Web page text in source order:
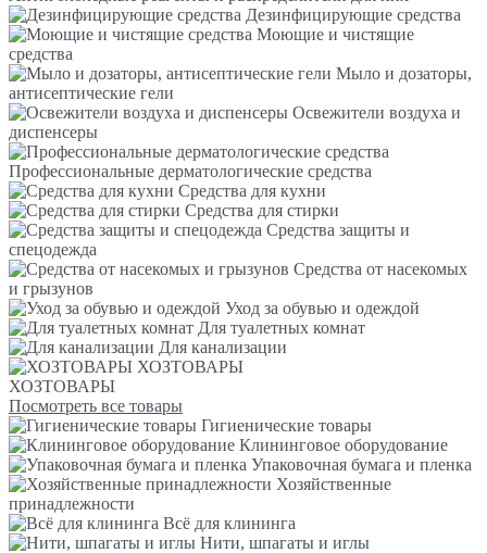
Дезинфицирующие средства
Моющие и чистящие
средства
Мыло и дозаторы,
антисептические гели
Освежители воздуха и
диспенсеры
Профессиональные дерматологические средства
Средства для кухни
Средства для стирки
Средства защиты и
спецодежда
Средства от насекомых
и грызунов
Уход за обувью и одеждой
Для туалетных комнат
Для канализации
ХОЗТОВАРЫ
ХОЗТОВАРЫ
Посмотреть все товары
Гигиенические товары
Клининговое оборудование
Упаковочная бумага и пленка
Хозяйственные
принадлежности
Всё для клининга
Нити, шпагаты и иглы